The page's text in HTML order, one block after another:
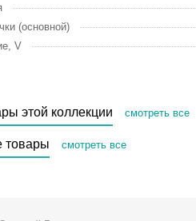
(основной)
V
этой коллекции смотреть все
товары смотреть все